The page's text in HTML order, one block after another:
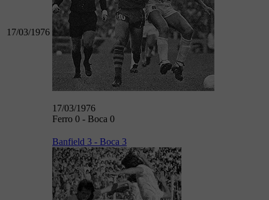
17/03/1976
17/03/1976
Ferro 0 - Boca 0
Banfield 3 - Boca 3